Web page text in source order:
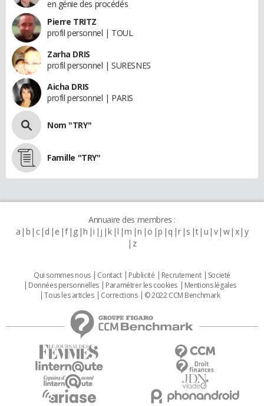
en génie des procédés
Pierre TRITZ
profil personnel | TOUL
Zarha DRIS
profil personnel | SURESNES
Aicha DRIS
profil personnel | PARIS
Nom "TRY"
Famille "TRY"
Annuaire des membres :
a b c d e f g h i j k l m n o p q r s t u v w x y
z
Qui sommes nous Contact Publicité Recrutement
Societé
Données personnelles
Paramétrer les cookies
Mentions légales
Tous les articles
Corrections © 2022 CCM Benchmark